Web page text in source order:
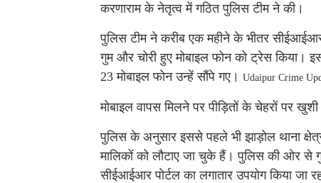
करणाराम के नेतृत्व में गठित पुलिस टीम ने की।
पुलिस टीम ने करीब एक महीने के भीतर
गुम और चोरी हुए मोबाइल फोन को ट्रेस किया।
23 मोबाइल फोन उन्हें सौंपे गए। Udaipur Crime
मोबाइल वापस मिलने पर पीड़ितों के चेहरों पर
पुलिस के अनुसार इससे पहले भी झाड़ोल थाना
मालिकों को लौटाए जा चुके हैं। पुलिस की ओर से
सीईआईआर पोर्टल का लगातार उपयोग किया जा